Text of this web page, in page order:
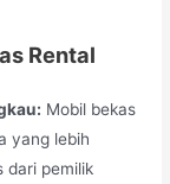
Rental
Mobil bekas
yang lebih
dari pemilik